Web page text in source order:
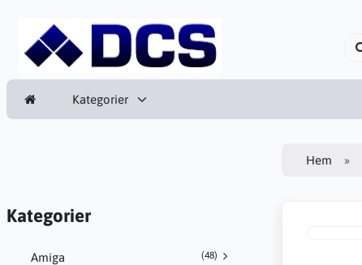
Kategorier
Kategorier
Amiga (48)
Hem